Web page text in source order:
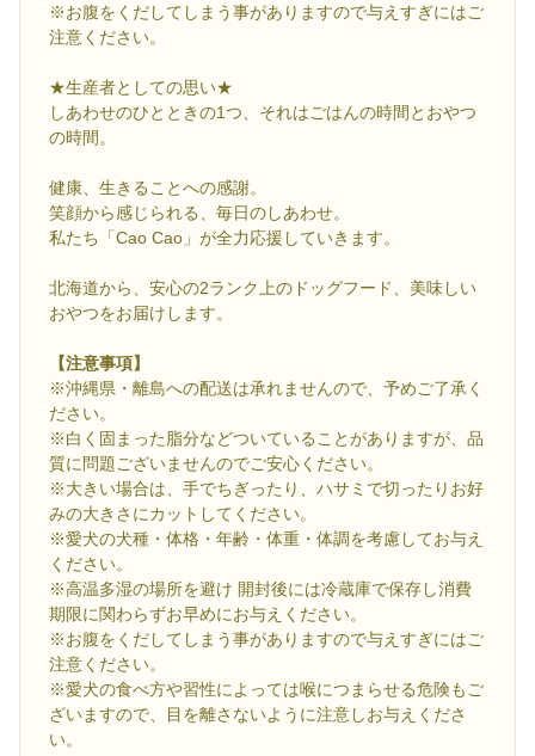
※お腹をくだしてしまう事がありますので与えすぎにはご
注意ください。
★生産者としての思い★
しあわせのひとときの1つ、それはごはんの時間とおやつ
の時間。
健康、生きることへの感謝。
笑顔から感じられる、毎日のしあわせ。
私たち「Cao Cao」が全力応援していきます。
北海道から、安心の2ランク上のドッグフード、美味しい
おやつをお届けします。
【注意事項】
※沖縄県・離島への配送は承れませんので、予めご了承く
ださい。
※白く固まった脂分などついていることがありますが、品
質に問題ございませんのでご安心ください。
※大きい場合は、手でちぎったり、ハサミで切ったりお好
みの大きさにカットしてください。
※愛犬の犬種・体格・年齢・体重・体調を考慮してお与え
ください。
※高温多湿の場所を避け 開封後には冷蔵庫で保存し消費
期限に関わらずお早めにお与えください。
※お腹をくだしてしまう事がありますので与えすぎにはご
注意ください。
※愛犬の食べ方や習性によっては喉につまらせる危険もご
ざいますので、目を離さないように注意しお与えくださ
い。